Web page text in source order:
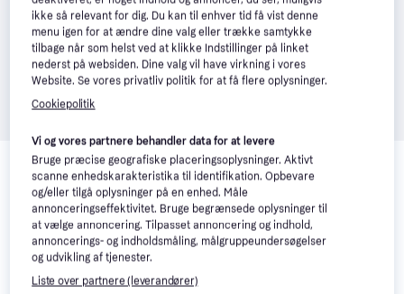
Relaterede produkter
Se vores forslag til andre produkter, der matcher dine
interesser. Vis alle
ikke så relevant for dig. Du kan til enhver tid få vist denne
menu igen for at ændre dine valg eller trække samtykke
tilbage når som helst ved at klikke Indstillinger på linket
nederst på websiden. Dine valg vil have virkning i vores
Website. Se vores privatliv politik for at få flere oplysninger.
Cookiepolitik
Vi og vores partnere behandler data for at levere
Bruge præcise geografiske placeringsoplysninger. Aktivt
scanne enhedskarakteristika til identifikation. Opbevare
og/eller tilgå oplysninger på en enhed. Måle
annonceringseffektivitet. Bruge begrænsede oplysninger til
at vælge annoncering. Tilpasset annoncering og indhold,
annoncerings- og indholdsmåling, målgruppeundersøgelser
og udvikling af tjenester.
Liste over partnere (leverandører)